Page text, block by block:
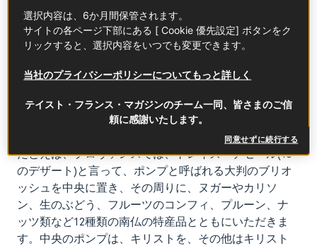
ブッシュ・ド・ノエルには伝統的にキノコを飾りま
す。キノコは繁殖力が強く、繁栄を表すと言われてい
に、ブッシュ・ド・ノエルを注文して食べますが、地
方によってはそれ以外の伝統的なクリスマスのお菓子
たとえば、プロヴァンスでは、トレイズ・デセール(13
のデザート)と言って、ポンプと呼ばれる大判のブリオ
ッシュを中央に置き、その周りに、ヌガーやカリソ
ン、生のぶどう、フルーツのコンフィ、プルーン、ナ
ッツ類など12種類の南仏の特産品とともにいただきま
す。中央のポンプは、キリストを、その他はキリスト
選択内容は、6か月間保管されます。
サイトの各ページ下部にある [ Cookie 優先設定] ボタンをク
リックすると、選択内容をいつでも変更できます。
当社のプライバシーポリシーについてもっと詳しく
テイスト・フランス・マガジンのチーム一同、皆さまのご信
頼に感謝いたします。
同意せずに続行する